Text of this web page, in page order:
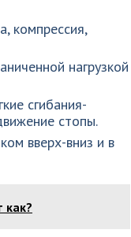
компрессия,
нагрузкой
сгибания-
стопы.
вверх-вниз и в
как?